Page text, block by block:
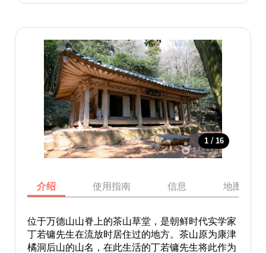
1 / 16
介绍 使用指南 信息 地图
位于万德山山脊上的茶山草堂，是朝鲜时代实学家
丁若镛先生在流放时居住过的地方。茶山原为康津
橘洞后山的山名，在此生活的丁若镛先生将此作为